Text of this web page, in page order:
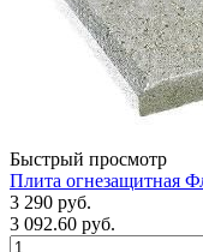
Быстрый просмотр
Плита огнезащитная
3 290 руб.
3 092.60 руб.